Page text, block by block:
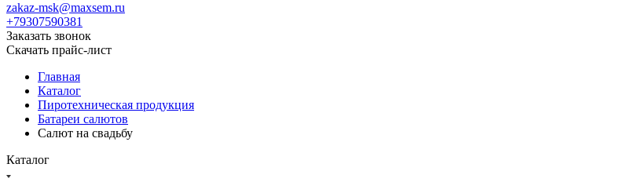
zakaz-msk@maxsem.ru
+79307590381
Заказать звонок
Скачать прайс-лист
Главная
Каталог
Пиротехническая продукция
Батареи салютов
Салют на свадьбу
Каталог